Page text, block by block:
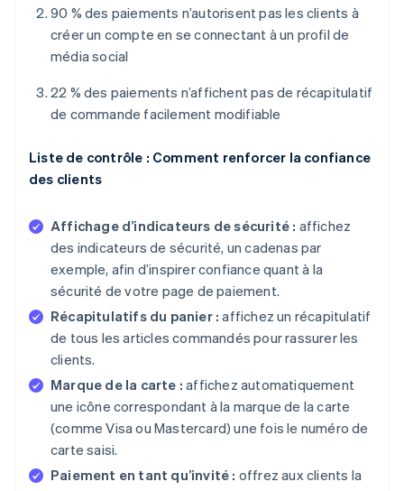
90 % des paiements n’autorisent pas les clients à
créer un compte en se connectant à un profil de
média social
22 % des paiements n’affichent pas de récapitulatif
de commande facilement modifiable
Liste de contrôle : Comment renforcer la confiance
des clients
Affichage d’indicateurs de sécurité : affichez
des indicateurs de sécurité, un cadenas par
exemple, afin d’inspirer confiance quant à la
sécurité de votre page de paiement.
Récapitulatifs du panier : affichez un récapitulatif
de tous les articles commandés pour rassurer les
clients.
Marque de la carte : affichez automatiquement
une icône correspondant à la marque de la carte
(comme Visa ou Mastercard) une fois le numéro de
carte saisi.
Paiement en tant qu’invité : offrez aux clients la